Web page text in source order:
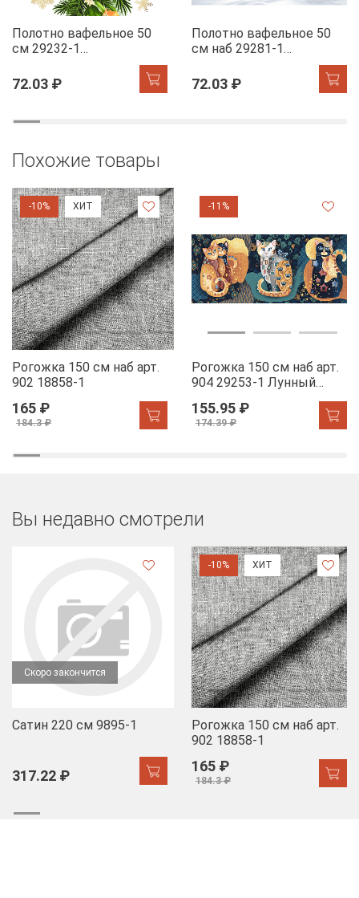
Полотно вафельное 50
см 29232-1
Мандариновый коктель
72.03 ₽
Полотно вафельное 50
см наб 29281-1
72.03 ₽
Похожие товары
-10% ХИТ
Рогожка 150 см наб арт.
902 18858-1
165 ₽
184.3 ₽
-11%
Рогожка 150 см наб арт.
904 29253-1 Лунный
155.95 ₽
174.39 ₽
Вы недавно смотрели
Скоро закончится
Сатин 220 см 9895-1
317.22 ₽
-10% ХИТ
Рогожка 150 см наб арт.
902 18858-1
165 ₽
184.3 ₽